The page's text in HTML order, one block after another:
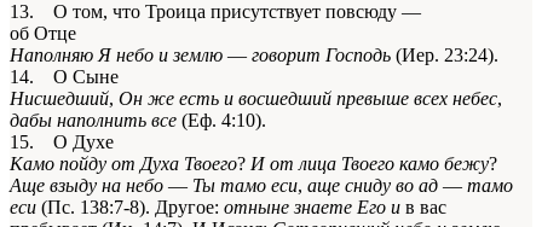
13. О том, что Троица присутствует повсюду —
об Отце
Наполняю Я небо и землю — говорит Господь (Иер. 23:24).
14. О Сыне
Нисшедший, Он же есть и восшедший превыше всех небес,
дабы наполнить все (Еф. 4:10).
15. О Духе
Камо пойду от Духа Твоего? И от лица Твоего камо бежу?
Аще взыду на небо — Ты тамо еси, аще сниду во ад — тамо
еси (Пс. 138:7-8). Другое: отныне знаете Его и в вас